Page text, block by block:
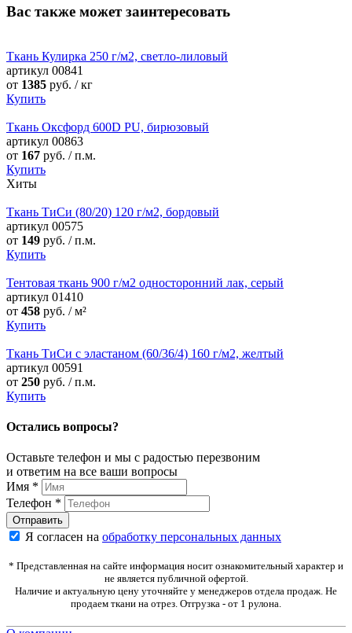
Вас также может заинтересовать
Ткань Кулирка 250 г/м2, светло-лиловый
артикул 00841
от 1385 руб. / кг
Купить
Ткань Оксфорд 600D PU, бирюзовый
артикул 00863
от 167 руб. / п.м.
Купить
Хиты
Ткань ТиСи (80/20) 120 г/м2, бордовый
артикул 00575
от 149 руб. / п.м.
Купить
Тентовая ткань 900 г/м2 односторонний лак, серый
артикул 01410
от 458 руб. / м²
Купить
Ткань ТиСи с эластаном (60/36/4) 160 г/м2, желтый
артикул 00591
от 250 руб. / п.м.
Купить
Остались вопросы?
Оставьте телефон и мы с радостью перезвоним
и ответим на все ваши вопросы
Имя *
Телефон *
Я согласен на обработку персональных данных
* Представленная на сайте информация носит ознакомительный характер и
не является публичной офертой.
Наличие и актуальную цену уточняйте у менеджеров отдела продаж. Не
продаем ткани на отрез. Отгрузка - от 1 рулона.